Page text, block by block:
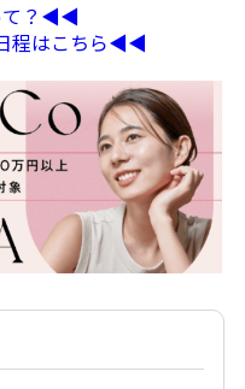
て？◀︎◀︎
程はこちら◀︎◀︎